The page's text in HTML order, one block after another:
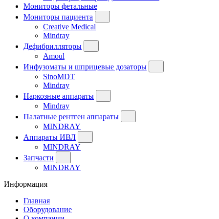
Мониторы фетальные
Мониторы пациента
Creative Medical
Mindray
Дефибрилляторы
Amoul
Инфузоматы и шприцевые дозаторы
SinoMDT
Mindray
Наркозные аппараты
Mindray
Палатные рентген аппараты
MINDRAY
Аппараты ИВЛ
MINDRAY
Запчасти
MINDRAY
Информация
Главная
Оборудование